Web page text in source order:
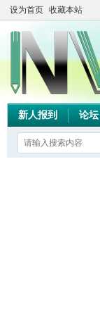
设为首页 收藏本站
新人报到 论坛